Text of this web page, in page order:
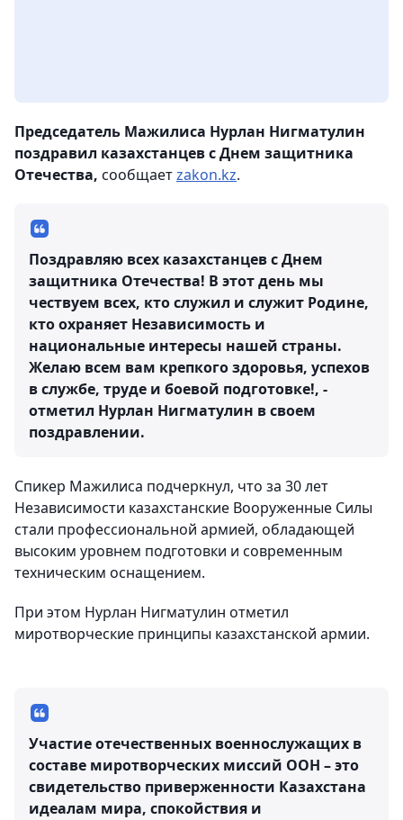
Председатель Мажилиса Нурлан Нигматулин
поздравил казахстанцев с Днем защитника
Отечества, сообщаетzakon.kz.
Поздравляю всех казахстанцев с Днем
защитника Отечества! В этот день мы
чествуем всех, кто служил и служит Родине,
кто охраняет Независимость и
национальные интересы нашей страны.
Желаю всем вам крепкого здоровья, успехов
в службе, труде и боевой подготовке!, -
отметил Нурлан Нигматулин в своем
поздравлении.
Спикер Мажилиса подчеркнул, что за 30 лет
Независимости казахстанские Вооруженные Силы
стали профессиональной армией, обладающей
высоким уровнем подготовки и современным
техническим оснащением.
При этом Нурлан Нигматулин отметил
миротворческие принципы казахстанской армии.
Участие отечественных военнослужащих в
составе миротворческих миссий ООН – это
свидетельство приверженности Казахстана
идеалам мира, спокойствия и